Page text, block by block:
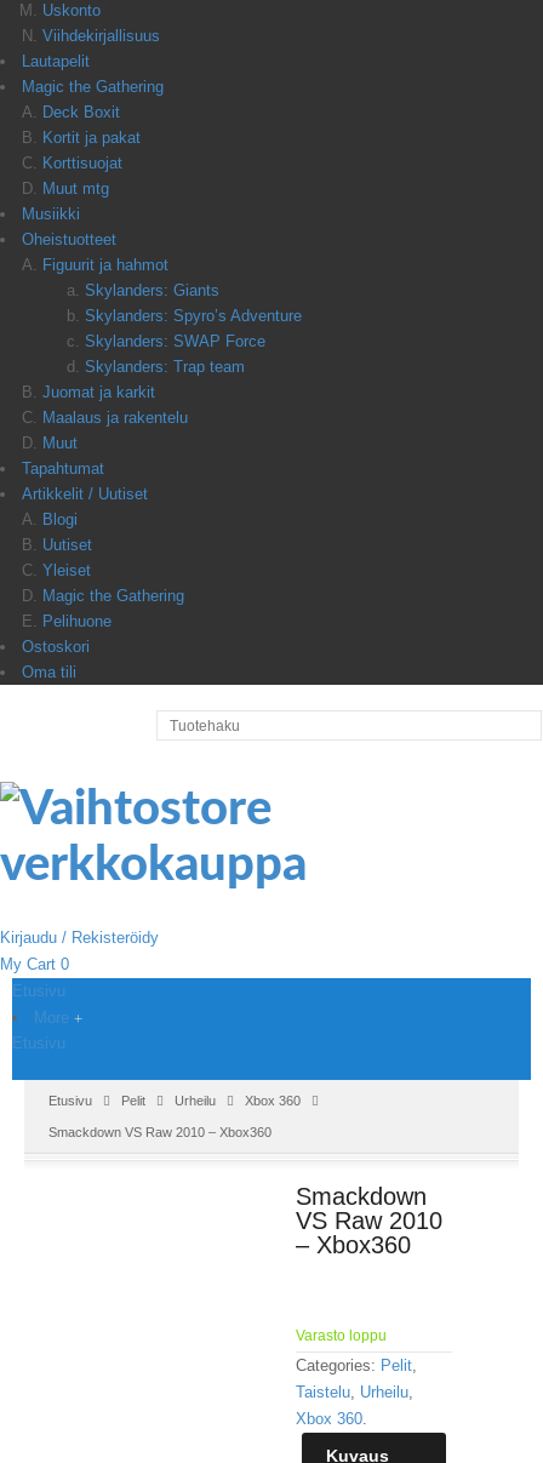
Uskonto
Viihdekirjallisuus
Lautapelit
Magic the Gathering
Deck Boxit
Kortit ja pakat
Korttisuojat
Muut mtg
Musiikki
Oheistuotteet
Figuurit ja hahmot
Skylanders: Giants
Skylanders: Spyro’s Adventure
Skylanders: SWAP Force
Skylanders: Trap team
Juomat ja karkit
Maalaus ja rakentelu
Muut
Tapahtumat
Artikkelit / Uutiset
Blogi
Uutiset
Yleiset
Magic the Gathering
Pelihuone
Ostoskori
Oma tili
Kirjaudu / Rekisteröidy
My Cart 0
Etusivu
More
Etusivu
Etusivu Pelit Urheilu Xbox 360
Smackdown VS Raw 2010 – Xbox360
Smackdown
VS Raw 2010
– Xbox360
Varasto loppu
Categories: Pelit,
Taistelu, Urheilu,
Xbox 360.
Kuvaus